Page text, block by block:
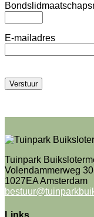
E-mailadres
Tuinpark
Volendammerweg
1027EA Amsterdam
Links